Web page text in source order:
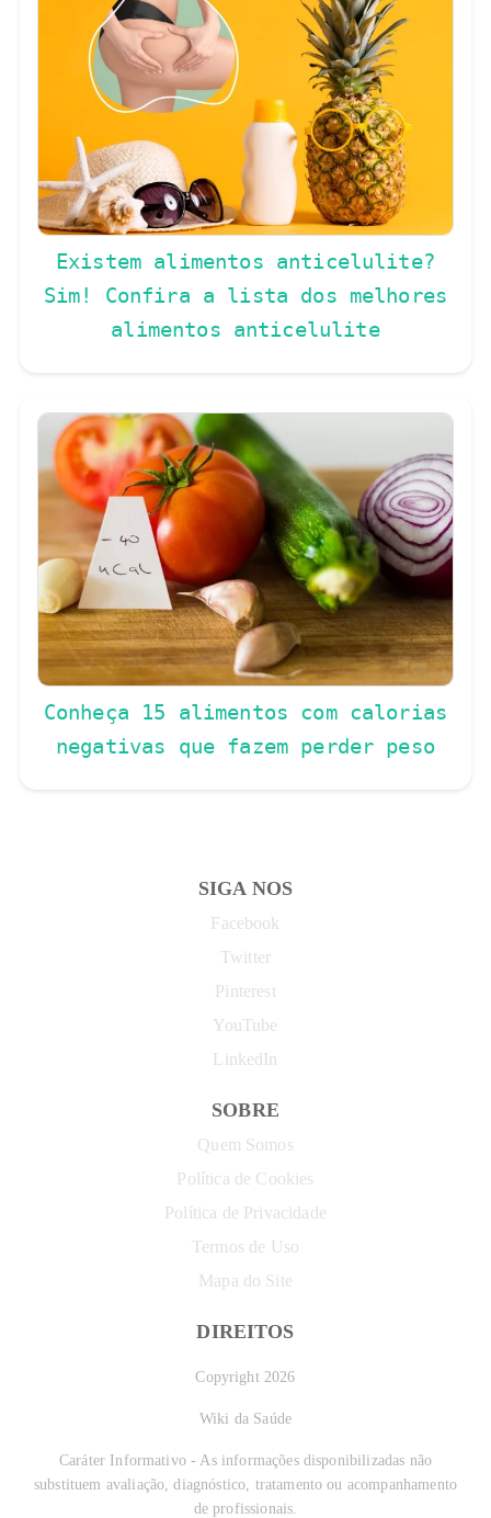
Existem alimentos anticelulite?
Sim! Confira a lista dos melhores
alimentos anticelulite
Conheça 15 alimentos com calorias
negativas que fazem perder peso
SIGA NOS
Facebook
Twitter
Pinterest
YouTube
LinkedIn
SOBRE
Quem Somos
Política de Cookies
Política de Privacidade
Termos de Uso
Mapa do Site
DIREITOS
Copyright 2026
Wiki da Saúde
Caráter Informativo - As informações disponibilizadas não
substituem avaliação, diagnóstico, tratamento ou acompanhamento
de profissionais.